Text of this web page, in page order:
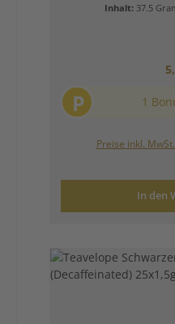
Inhalt: 37.5
P 1
Preise inkl.
In den